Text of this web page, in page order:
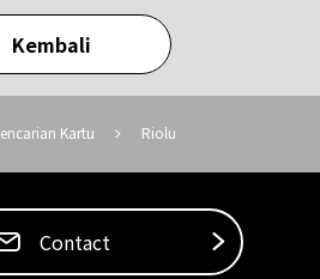
Kembali
Kartu Riolu
Contact